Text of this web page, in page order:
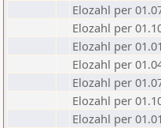
Elozahl per
Elozahl per
Elozahl per
Elozahl per
Elozahl per
Elozahl per
Elozahl per